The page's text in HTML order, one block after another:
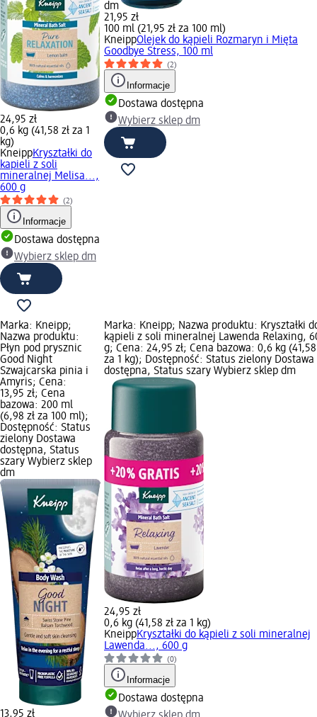
24,95 zł
0,6 kg (41,58 zł za 1
kg)
KneippKryształki do
kapieli z soli
mineralnej Melisa...,
600 g
(2)
Informacje
Dostawa dostępna
Wybierz sklep dm
dm
21,95 zł
100 ml (21,95 zł za 100 ml)
KneippOlejek do kąpieli Rozmaryn i Mięta
Goodbye Stress, 100 ml
(2)
Informacje
Dostawa dostępna
Wybierz sklep dm
Marka: Kneipp;
Nazwa produktu:
Płyn pod prysznic
Good Night
Szwajcarska pinia i
Amyris; Cena:
13,95 zł; Cena
bazowa: 200 ml
(6,98 zł za 100 ml);
Dostępność: Status
zielony Dostawa
dostępna, Status
szary Wybierz sklep
dm
13,95 zł
Marka: Kneipp; Nazwa produktu: Kryształki
kąpieli z soli mineralnej Lawenda Relaxing,
g; Cena: 24,95 zł; Cena bazowa: 0,6 kg (41,58
za 1 kg); Dostępność: Status zielony Dostawa
dostępna, Status szary Wybierz sklep dm
24,95 zł
0,6 kg (41,58 zł za 1 kg)
KneippKryształki do kąpieli z soli mineralnej
Lawenda..., 600 g
(0)
Informacje
Dostawa dostępna